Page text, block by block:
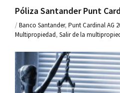
Póliza Santander Punt
/Banco Santander, Punt Cardinal AG
Multipropiedad, Salir de la